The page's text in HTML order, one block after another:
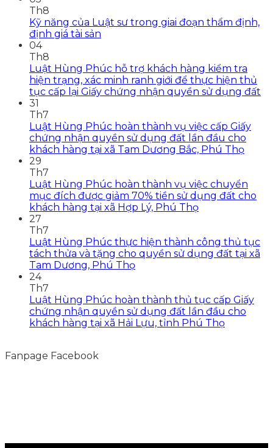
Th8
Kỹ năng của Luật sư trong giai đoạn thẩm định,
định giá tài sản
04
Th8
Luật Hùng Phúc hỗ trợ khách hàng kiểm tra
hiện trạng, xác minh ranh giới để thực hiện thủ
tục cấp lại Giấy chứng nhận quyền sử dụng đất
31
Th7
Luật Hùng Phúc hoàn thành vụ việc cấp Giấy
chứng nhận quyền sử dụng đất lần đầu cho
khách hàng tại xã Tam Dương Bắc, Phú Thọ
29
Th7
Luật Hùng Phúc hoàn thành vụ việc chuyển
mục đích được giảm 70% tiền sử dụng đất cho
khách hàng tại xã Hợp Lý, Phú Thọ
27
Th7
Luật Hùng Phúc thực hiện thành công thủ tục
tách thửa và tặng cho quyền sử dụng đất tại xã
Tam Dương, Phú Thọ
24
Th7
Luật Hùng Phúc hoàn thành thủ tục cấp Giấy
chứng nhận quyền sử dụng đất lần đầu cho
khách hàng tại xã Hải Lựu, tỉnh Phú Thọ
Fanpage Facebook